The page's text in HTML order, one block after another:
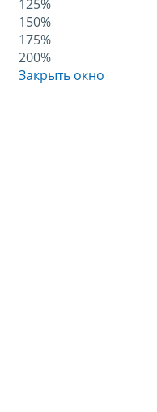
125%
150%
175%
200%
Закрыть окно